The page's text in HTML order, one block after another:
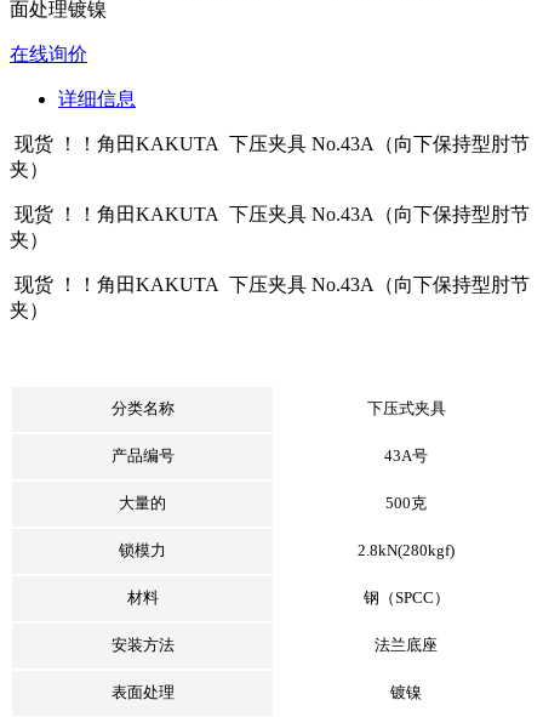
面处理镀镍
在线询价
详细信息
现货 ！！角田KAKUTA 下压夹具 No.43A（向下保持型肘节
夹）
现货 ！！角田KAKUTA 下压夹具 No.43A（向下保持型肘节
夹）
现货 ！！角田KAKUTA 下压夹具 No.43A（向下保持型肘节
夹）
分类名称 下压式夹具
产品编号 43A号
大量的 500克
锁模力 2.8kN(280kgf)
材料 钢（SPCC）
安装方法 法兰底座
表面处理 镀镍